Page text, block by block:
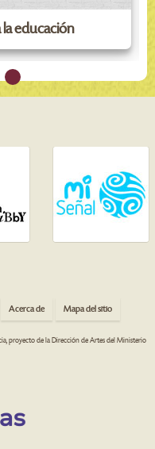
educación
Acerca de Mapa del sitio
proyecto de la Dirección de Artes del Ministerio